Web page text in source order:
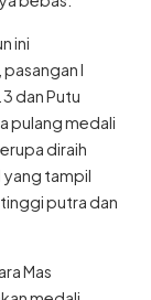
I
dan Putu
diraih
tampil
putra dan
medali